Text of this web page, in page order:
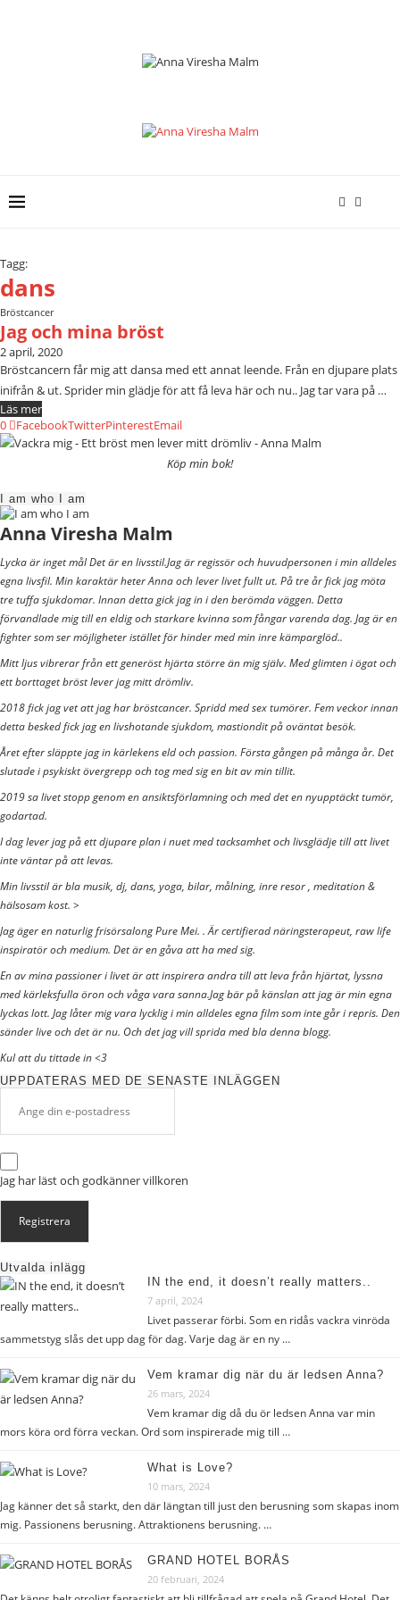
Tagg:
dans
Bröstcancer
Jag och mina bröst
2 april, 2020
Bröstcancern får mig att dansa med ett annat leende. Från en djupare plats
inifrån & ut. Sprider min glädje för att få leva här och nu.. Jag tar vara på …
Läs mer
0
FacebookTwitterPinterestEmail
Köp min bok!
I am who I am
Anna Viresha Malm
Lycka är inget mål Det är en livsstil.Jag är regissör och huvudpersonen i min alldeles
egna livsfil. Min karaktär heter Anna och lever livet fullt ut. På tre år fick jag möta
tre tuffa sjukdomar. Innan detta gick jag in i den berömda väggen. Detta
förvandlade mig till en eldig och starkare kvinna som fångar varenda dag. Jag är en
fighter som ser möjligheter istället för hinder med min inre kämparglöd..
Mitt ljus vibrerar från ett generöst hjärta större än mig själv. Med glimten i ögat och
ett borttaget bröst lever jag mitt drömliv.
2018 fick jag vet att jag har bröstcancer. Spridd med sex tumörer. Fem veckor innan
detta besked fick jag en livshotande sjukdom, mastiondit på oväntat besök.
Året efter släppte jag in kärlekens eld och passion. Första gången på många år. Det
slutade i psykiskt övergrepp och tog med sig en bit av min tillit.
2019 sa livet stopp genom en ansiktsförlamning och med det en nyupptäckt tumör,
godartad.
I dag lever jag på ett djupare plan i nuet med tacksamhet och livsglädje till att livet
inte väntar på att levas.
Min livsstil är bla musik, dj, dans, yoga, bilar, målning, inre resor , meditation &
hälsosam kost. >
Jag äger en naturlig frisörsalong Pure Mei. . Är certifierad näringsterapeut, raw life
inspiratör och medium. Det är en gåva att ha med sig.
En av mina passioner i livet är att inspirera andra till att leva från hjärtat, lyssna
med kärleksfulla öron och våga vara sanna.Jag bär på känslan att jag är min egna
lyckas lott. Jag låter mig vara lycklig i min alldeles egna film som inte går i repris. Den
sänder live och det är nu. Och det jag vill sprida med bla denna blogg.
Kul att du tittade in <3
UPPDATERAS MED DE SENASTE INLÄGGEN
Jag har läst och godkännervillkoren
Utvalda inlägg
IN the end, it doesn’t really matters..
7 april, 2024
Livet passerar förbi. Som en ridås vackra vinröda
sammetstyg slås det upp dag för dag. Varje dag är en ny …
Vem kramar dig när du är ledsen Anna?
26 mars, 2024
Vem kramar dig då du ör ledsen Anna var min
mors köra ord förra veckan. Ord som inspirerade mig till …
What is Love?
10 mars, 2024
Jag känner det så starkt, den där längtan till just den berusning som skapas inom
mig. Passionens berusning. Attraktionens berusning. …
GRAND HOTEL BORÅS
20 februari, 2024